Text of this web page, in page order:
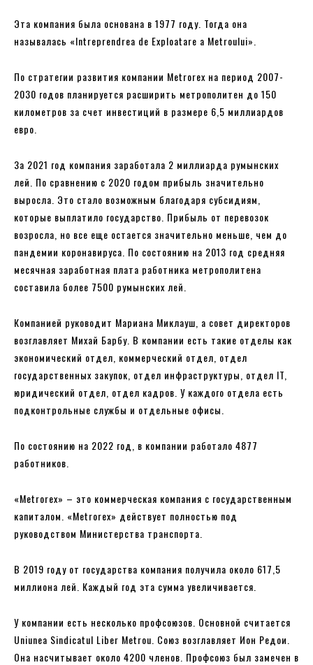
Эта компания была основана в 1977 году. Тогда она
называлась «Intreprendrea de Exploatare a Metroului».
По стратегии развития компании Metrorex на период 2007-
2030 годов планируется расширить метрополитен до 150
километров за счет инвестиций в размере 6,5 миллиардов
евро.
За 2021 год компания заработала 2 миллиарда румынских
лей. По сравнению с 2020 годом прибыль значительно
выросла. Это стало возможным благодаря субсидиям,
которые выплатило государство. Прибыль от перевозок
возросла, но все еще остается значительно меньше, чем до
пандемии коронавируса. По состоянию на 2013 год средняя
месячная заработная плата работника метрополитена
составила более 7500 румынских лей.
Компанией руководит Мариана Миклауш, а совет директоров
возглавляет Михай Барбу. В компании есть такие отделы как
экономический отдел, коммерческий отдел, отдел
государственных закупок, отдел инфраструктуры, отдел IT,
юридический отдел, отдел кадров. У каждого отдела есть
подконтрольные службы и отдельные офисы.
По состоянию на 2022 год, в компании работало 4877
работников.
«Metrorex» – это коммерческая компания с государственным
капиталом. «Metrorex» действует полностью под
руководством Министерства транспорта.
В 2019 году от государства компания получила около 617,5
миллиона лей. Каждый год эта сумма увеличивается.
У компании есть несколько профсоюзов. Основной считается
Uniunea Sindicatul Liber Metrou. Союз возглавляет Ион Редои.
Она насчитывает около 4200 членов. Профсоюз был замечен в